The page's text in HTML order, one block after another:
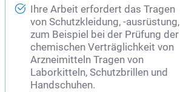
Ihre Arbeit erfordert das Tragen
von Schutzkleidung, -ausrüstung,
zum Beispiel bei der Prüfung der
chemischen Verträglichkeit von
Arzneimitteln Tragen von
Laborkitteln, Schutzbrillen und
Handschuhen.